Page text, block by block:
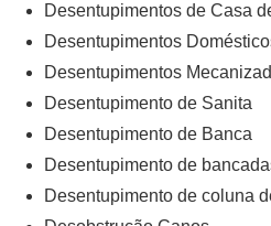
Desentupimentos de Casa
Desentupimentos
Desentupimentos
Desentupimento de Sanita
Desentupimento de Banca
Desentupimento de
Desentupimento de coluna